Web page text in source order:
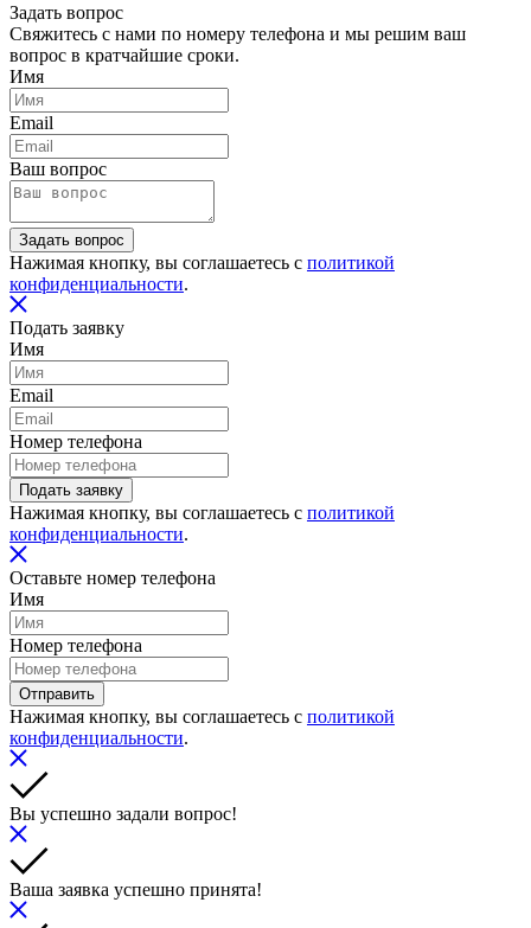
Задать вопрос
Свяжитесь с нами по номеру телефона и мы решим ваш
вопрос в кратчайшие сроки.
Имя
Email
Ваш вопрос
Задать вопрос
Нажимая кнопку, вы соглашаетесь с политикой
конфиденциальности.
Подать заявку
Имя
Email
Номер телефона
Подать заявку
Нажимая кнопку, вы соглашаетесь с политикой
конфиденциальности.
Оставьте номер телефона
Имя
Номер телефона
Отправить
Нажимая кнопку, вы соглашаетесь с политикой
конфиденциальности.
Вы успешно задали вопрос!
Ваша заявка успешно принята!